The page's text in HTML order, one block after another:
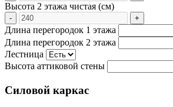
Высота 2 этажа чистая (см)
- +
Длина перегородок 1 этажа
Длина перегородок 2 этажа
Лестница
Высота аттиковой стены
Силовой каркас